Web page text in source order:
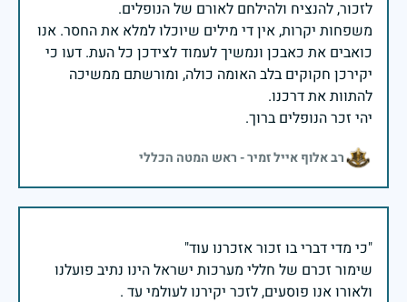
משפחות יקרות, אין די מילים שיוכלו למלא את החסר. אנו
כואבים את כאבכן ונמשיך לעמוד לצידכן כל העת. דעו כי
יקירכן חקוקים בלב האומה כולה, ומורשתם ממשיכה
יהי זכר הנופלים ברוך.
רב אלוף אייל זמיר - ראש המטה הכללי
שימור זכרם של חללי מערכות ישראל הינו נתיב פועלנו